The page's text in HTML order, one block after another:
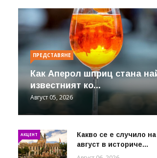
ПРЕДСТАВЯНЕ
Как Аперол шприц стана
известният ко...
Август 05, 2026
АКЦЕНТ
Какво се е случило на
август в историче...